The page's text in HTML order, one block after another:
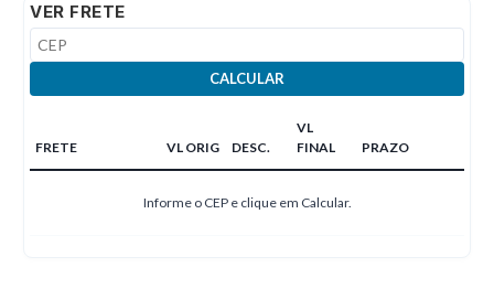
Second Skin Antienvelhecimento:
C Nanoencapsulada4%;DMAE3%;Ácido Hialuronico
3%;
Protetor Solar Facial FPS 60 :Filtros solares UVA e UVB;
VER FRETE
CALCULAR
FRETE VL ORIG DESC.
VL
FINAL
PRAZO
Informe o CEP e clique em Calcular.